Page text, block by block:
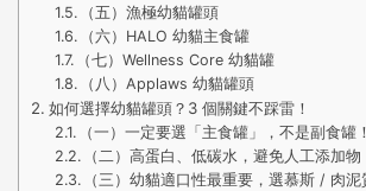
（五）漁極幼貓罐頭
（六）HALO 幼貓主食罐
（七）Wellness Core 幼貓罐
（八）Applaws 幼貓罐頭
如何選擇幼貓罐頭？3 個關鍵不踩雷！
（一）一定要選「主食罐」，不是副食罐！
（二）高蛋白、低碳水，避免人工添加物
（三）幼貓適口性最重要，選慕斯 / 肉泥